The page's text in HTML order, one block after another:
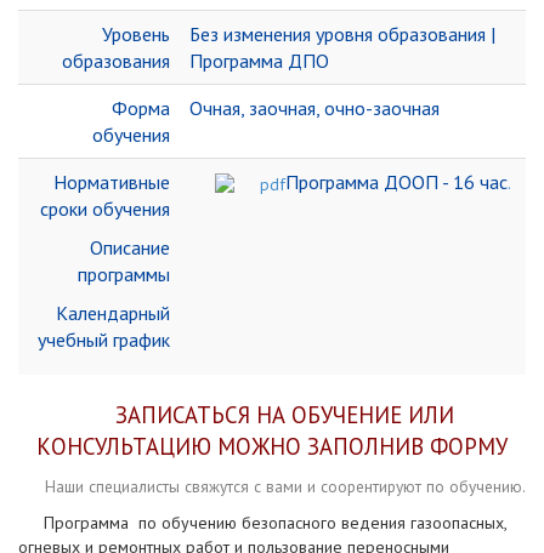
Уровень
образования
Без изменения уровня образования |
Программа ДПО
Форма
обучения
Очная, заочная, очно-заочная
Нормативные
сроки обучения
Описание
программы
Календарный
учебный график
Программа ДООП - 16 час.
ЗАПИСАТЬСЯ НА ОБУЧЕНИЕ ИЛИ
КОНСУЛЬТАЦИЮ МОЖНО ЗАПОЛНИВ ФОРМУ
Наши специалисты свяжутся с вами и соорентируют по обучению.
Программа по обучению безопасного ведения газоопасных,
огневых и ремонтных работ и пользование переносными